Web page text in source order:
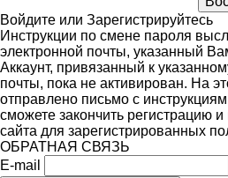
Войдите или Зарегистрируйтесь
Инструкции по смене пароля
электронной почты, указанный
Аккаунт, привязанный к
почты, пока не активирован. На
отправлено письмо с
сможете закончить регистрацию и
сайта для зарегистрированных
ОБРАТНАЯ СВЯЗЬ
E-mail